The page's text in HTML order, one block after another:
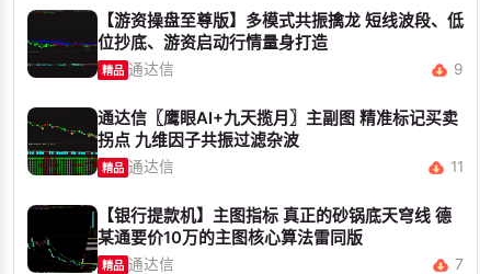
【游资操盘至尊版】多模式共振擒龙 短线波段、低
位抄底、游资启动行情量身打造
精品 通达信 9
通达信〖鹰眼AI+九天揽月〗主副图 精准标记买卖
拐点 九维因子共振过滤杂波
精品 通达信 11
【银行提款机】主图指标 真正的砂锅底天穹线 德
某通要价10万的主图核心算法雷同版
精品 通达信 7